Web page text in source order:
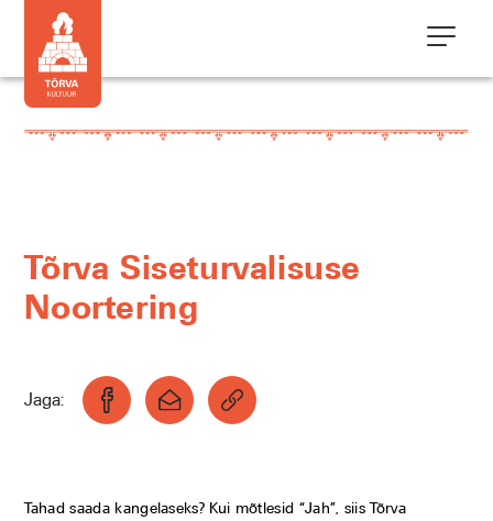
Tõrva Siseturvalisuse
Noortering
Jaga:
Tahad saada kangelaseks? Kui mõtlesid “Jah”, siis Tõrva